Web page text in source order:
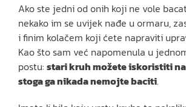
Ako ste jedni od onih koji ne vole
nekako im se uvijek nađe u ormaru,
i finim kolačem koji ćete napraviti
Kao što sam već napomenula u
postu: stari kruh možete iskoristiti
stoga ga nikada nemojte baciti.